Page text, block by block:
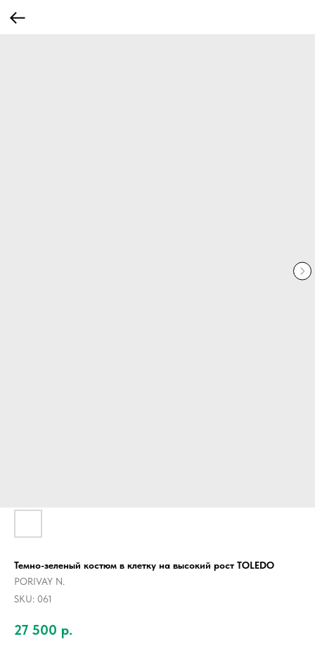
Темно-зеленый костюм в клетку на высокий рост TOLEDO
PORIVAY N.
SKU: 061
27 500 р.